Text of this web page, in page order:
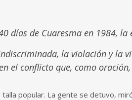
días de Cuaresma en 1984, la
la violación y la
en el conflicto que, como
popular. La gente se detuvo,